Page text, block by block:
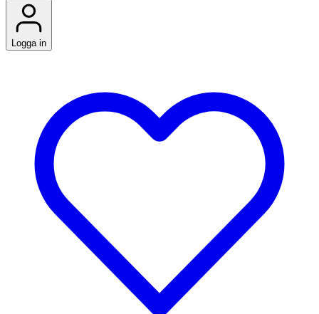
Logga in